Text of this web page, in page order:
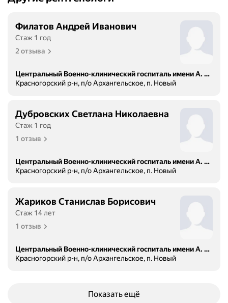
Филатов Андрей Иванович
Стаж 1 год
2 отзыва
Центральный Военно-клинический госпиталь имени А. А. Вишневского
Красногорский р-н, п/о Архангельское, п. Новый
Дубровских Светлана Николаевна
Стаж 1 год
1 отзыв
Центральный Военно-клинический госпиталь имени А. А. Вишневского
Красногорский р-н, п/о Архангельское, п. Новый
Жариков Станислав Борисович
Стаж 14 лет
1 отзыв
Центральный Военно-клинический госпиталь имени А. А. Вишневского
Красногорский р-н, п/о Архангельское, п. Новый
Показать ещё